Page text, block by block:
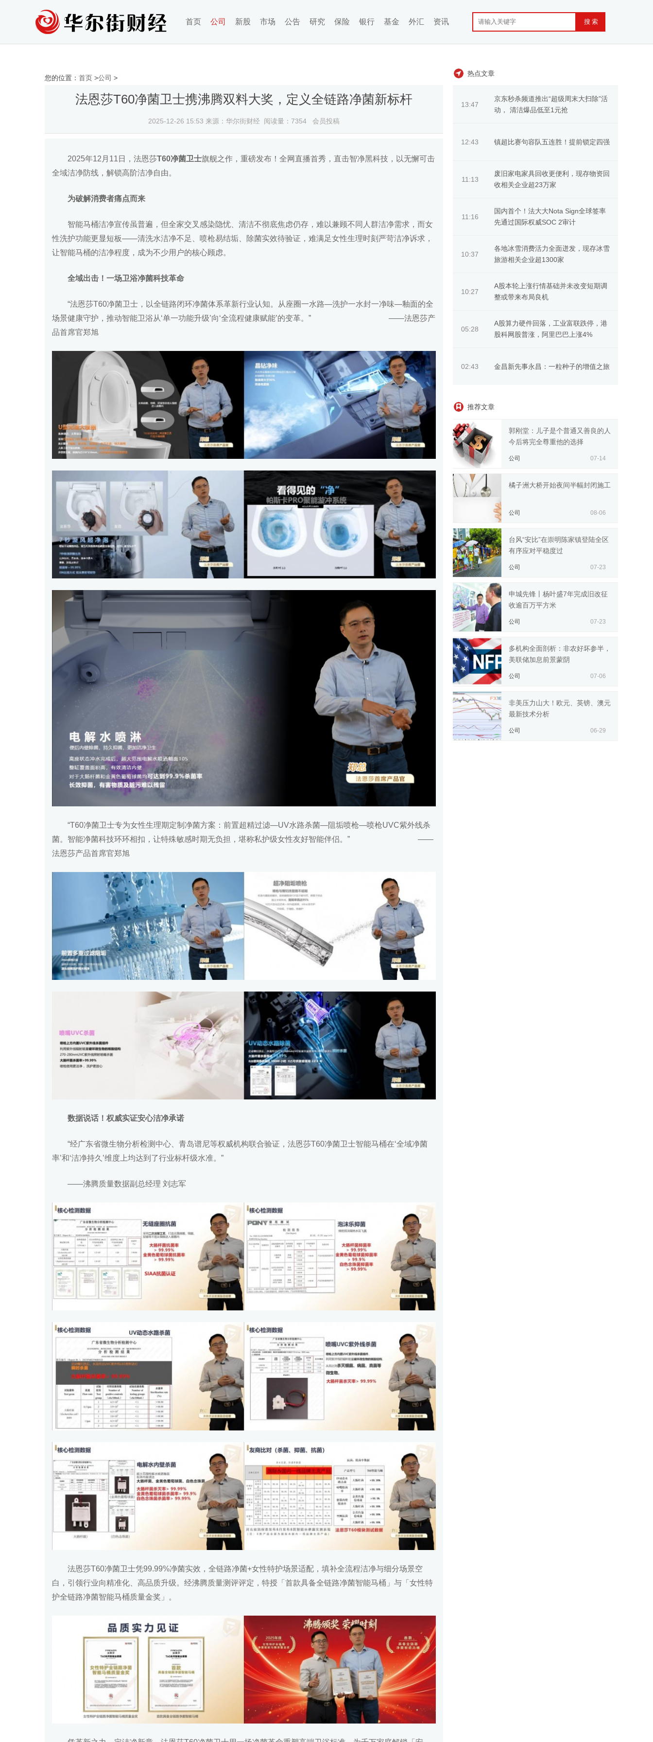
首页 公司 新股 市场 公告 研究 保险 银行 基金 外汇 资讯
您的位置： 首页 >公司 >
法恩莎T60净菌卫士携沸腾双料大奖，定义全链路净菌新标杆
2025-12-26 15:53 来源：华尔街财经 阅读量：7354 会员投稿
2025年12月11日，法恩莎T60净菌卫士旗舰之作，重磅发布！全网直播首秀，直击智净黑科技，以无懈可击
全域洁净防线，解锁高阶洁净自由。
为破解消费者痛点而来
智能马桶洁净宣传虽普遍，但全家交叉感染隐忧、清洁不彻底焦虑仍存，难以兼顾不同人群洁净需求，而女
性洗护功能更显短板——清洗水洁净不足、喷枪易结垢、除菌实效待验证，难满足女性生理时刻严苛洁净诉求，
让智能马桶的洁净程度，成为不少用户的核心顾虑。
全域出击！一场卫浴净菌科技革命
“法恩莎T60净菌卫士，以全链路闭环净菌体系革新行业认知。从座圈一水路—洗护一水封一净味—釉面的全
场景健康守护，推动智能卫浴从‘单一功能升级’向‘全流程健康赋能’的变革。” ——法恩莎产
品首席官郑旭
“T60净菌卫士专为女性生理期定制净菌方案：前置超精过滤—UV水路杀菌—阻垢喷枪—喷枪UVC紫外线杀
菌。智能净菌科技环环相扣，让特殊敏感时期无负担，堪称私护级女性友好智能伴侣。” ——
法恩莎产品首席官郑旭
数据说话！权威实证安心洁净承诺
“经广东省微生物分析检测中心、青岛谱尼等权威机构联合验证，法恩莎T60净菌卫士智能马桶在‘全域净菌
率’和‘洁净持久’维度上均达到了行业标杆级水准。”
——沸腾质量数据副总经理 刘志军
法恩莎T60净菌卫士凭99.99%净菌实效，全链路净菌+女性特护场景适配，填补全流程洁净与细分场景空
白，引领行业向精准化、高品质升级。经沸腾质量测评评定，特授「首款具备全链路净菌智能马桶」与「女性特
护全链路净菌智能马桶质量金奖」。
热点文章
13:47
京东秒杀频道推出“超级周末大扫除”活
动， 清洁爆品低至1元抢
12:43 镇超比赛句容队五连胜！提前锁定四强
11:13
废旧家电家具回收更便利，现存物资回
收相关企业超23万家
11:16
国内首个！法大大Nota Sign全球签率
先通过国际权威SOC 2审计
10:37
各地冰雪消费活力全面迸发，现存冰雪
旅游相关企业超1300家
10:27
A股本轮上涨行情基础并未改变短期调
整或带来布局良机
05:28
A股算力硬件回落，工业富联跌停，港
股科网股普涨，阿里巴巴上涨4%
02:43 金昌新先事永昌：一粒种子的增值之旅
推荐文章
郭刚堂：儿子是个普通又善良的人
今后将完全尊重他的选择
公司 07-14
橘子洲大桥开始夜间半幅封闭施工
公司 08-06
台风“安比”在崇明陈家镇登陆全区
有序应对平稳度过
公司 07-23
申城先锋丨杨叶盛7年完成旧改征
收逾百万平方米
公司 07-23
多机构全面剖析：非农好坏参半，
美联储加息前景蒙阴
公司 07-06
非美压力山大！欧元、英镑、澳元
最新技术分析
公司 06-29